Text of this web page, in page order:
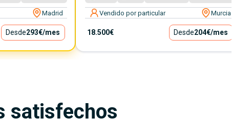
Madrid
Desde293€/mes
Vendido por particular Murcia
18.500€ Desde204€/mes
satisfechos